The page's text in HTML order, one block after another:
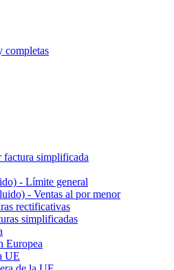
completas
factura simplificada
- Límite general
- Ventas al por menor
rectificativas
simplificadas
Europea
UE